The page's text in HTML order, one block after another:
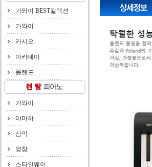
가와이 BEST컬렉션
가와이
카시오
아카데미
롤랜드
가와이
야마하
삼익
영창
스타인웨이